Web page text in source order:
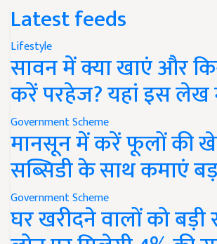
Latest feeds
Lifestyle
सावन में क्या खाएं और
करें परहेज? यहां इस लेख
Government Scheme
मानसून में करें फूलों की
सब्सिडी के साथ कमाएं
Government Scheme
घर खरीदने वालों को बड़ी